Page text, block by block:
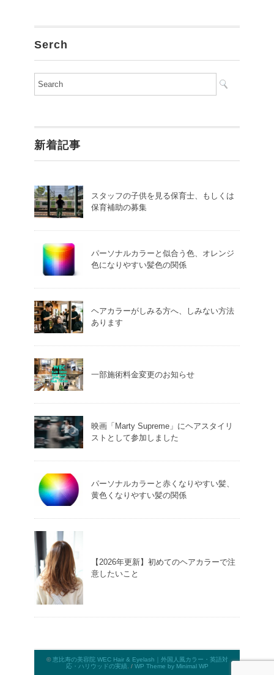
Serch
新着記事
スタッフの子供を見る保育士、もしくは
保育補助の募集
パーソナルカラーと似合う色、オレンジ
色になりやすい髪色の関係
ヘアカラーがしみる方へ、しみない方法
あります
一部施術料金変更のお知らせ
映画「Marty Supreme」にヘアスタイリ
ストとして参加しました
パーソナルカラーと赤くなりやすい髪、
黄色くなりやすい髪の関係
【2026年更新】初めてのヘアカラーで注
意したいこと
©恵比寿の美容院 WEC Hair & Eyelash｜外国人風カラー・英語対
応・ハリウッドの実績 . / WP Theme by Minimal WP